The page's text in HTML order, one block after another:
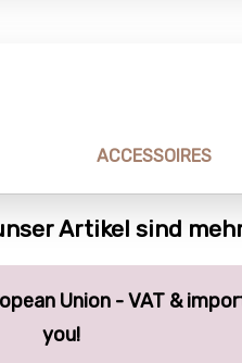
ACCESSOIRES
Artikel sind
Union - VAT &
you!